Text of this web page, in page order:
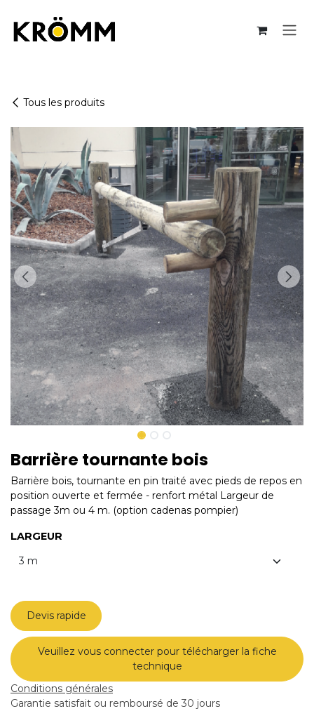
Tous les produits
Barrière tournante bois
Barrière bois, tournante en pin traité avec pieds de repos en
position ouverte et fermée - renfort métal Largeur de
passage 3m ou 4 m. (option cadenas pompier)
LARGEUR
Devis rapide
Veuillez vous connecter pour télécharger la fiche
technique
Conditions générales
Garantie satisfait ou remboursé de 30 jours